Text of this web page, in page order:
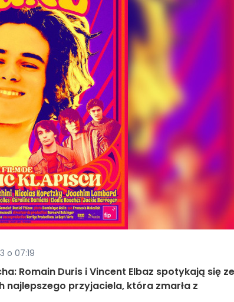
o 07:19
Romain Duris i Vincent Elbaz spotykają się ze
najlepszego przyjaciela, która zmarła z